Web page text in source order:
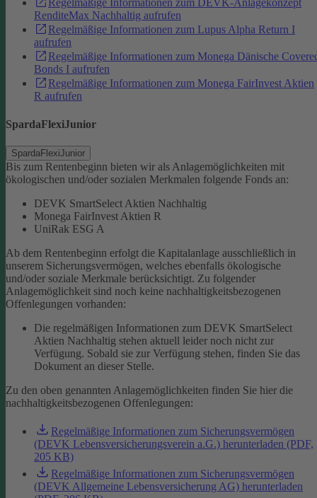
Regelmäßige Informationen zum DEVK-Anlagekonzept
RenditeMax Nachhaltig aufrufen
Regelmäßige Informationen zum Lupus Alpha Return I
aufrufen
Regelmäßige Informationen zum Monega Dänische
Bonds I aufrufen
Regelmäßige Informationen zum Monega FairInvest Aktien
R aufrufen
SpardaFlexiJunior
SpardaFlexiJunior
Bis zum Rentenbeginn bieten wir als Anlagemöglichkeiten mit
ökologischen und/oder sozialen Merkmalen folgende Fonds an:
DEVK SmartSelect Aktien Nachhaltig
Monega FairInvest Aktien R
UniRak ESG A
Ab dem Rentenbeginn erfolgt die Kapitalanlage ausschließlich in
unserem Sicherungsvermögen, welches ebenfalls ökologische
und/oder soziale Merkmale berücksichtigt. Zu folgender
Anlagemöglichkeit sind noch keine nachhaltigkeitsbezogenen
Offenlegungen vorhanden:
Die regelmäßigen Informationen zum DEVK SmartSelect
Aktien Nachhaltig stehen aktuell leider noch nicht zur
Verfügung. Sobald sie zur Verfügung stehen, finden Sie das
Dokument an dieser Stelle.
Zu den oben genannten Anlagemöglichkeiten finden Sie hier die
nachhaltigkeitsbezogenen Offenlegungen:
Regelmäßige Informationen zum Sicherungsvermögen
(DEVK Lebensversicherungsverein a.G.) herunterladen (PDF,
205 KB)
Regelmäßige Informationen zum Sicherungsvermögen
(DEVK Allgemeine Lebensversicherung AG) herunterladen